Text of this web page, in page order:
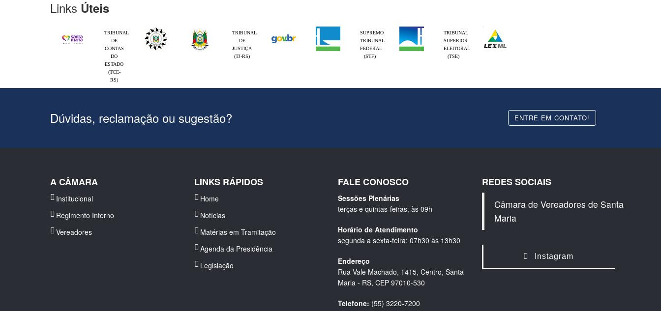
Links Úteis
TRIBUNAL
DE
CONTAS
DO
ESTADO
(TCE-
RS)
TRIBUNAL
DE
JUSTIÇA
(TJ-RS)
SUPREMO
TRIBUNAL
FEDERAL
(STF)
TRIBUNAL
SUPERIOR
ELEITORAL
(TSE)
Dúvidas, reclamação ou sugestão? ENTRE EM CONTATO!
A CÂMARA
Institucional
Regimento Interno
Vereadores
LINKS RÁPIDOS
Home
Notícias
Matérias em Tramitação
Agenda da Presidência
Legislação
FALE CONOSCO
Sessões Plenárias
terças e quintas-feiras, às 09h
Horário de Atendimento
segunda a sexta-feira: 07h30 às 13h30
Endereço
Rua Vale Machado, 1415, Centro, Santa
Maria - RS, CEP 97010-530
Telefone: (55) 3220-7200
REDES SOCIAIS
Câmara de Vereadores de Santa
Maria
Instagram